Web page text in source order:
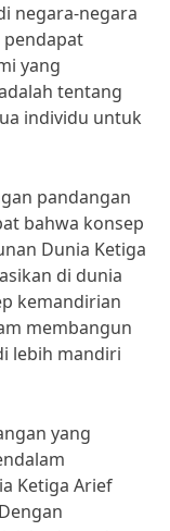
negara-negara
pendapat
yang
tentang
individu untuk
pandangan
bahwa konsep
Dunia Ketiga
di dunia
kemandirian
membangun
lebih mandiri
yang
Ketiga Arief